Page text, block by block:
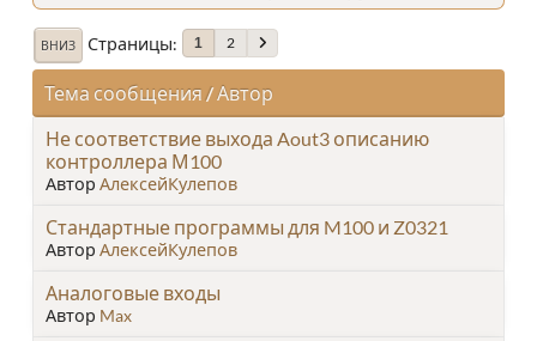
ВНИЗ Страницы 1 2
Тема сообщения / Автор
Не соответствие выхода Aout3 описанию
контроллера М100
Автор АлексейКулепов
Стандартные программы для M100 и Z0321
Автор АлексейКулепов
Аналоговые входы
Автор Max